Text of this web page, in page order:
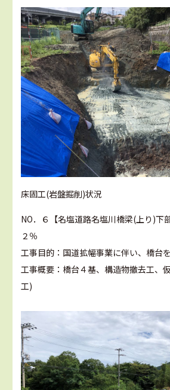
床固工(岩盤掘削)状況
NO．６【名塩道路名塩川橋梁(上り)下
２％
工事目的：国道拡幅事業に伴い、橋台
工事概要：橋台４基、構造物撤去工、
工)